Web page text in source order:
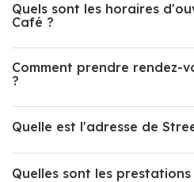
Quels sont les horaires
Café ?
Comment prendre rendez-
?
Quelle est l'adresse de
Quelles sont les